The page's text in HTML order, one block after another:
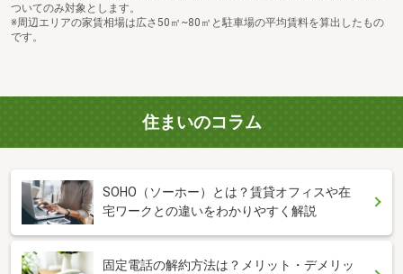
ついてのみ対象とします。
※周辺エリアの家賃相場は広さ50㎡~80㎡と駐車場の平均賃料を算出したもの
です。
住まいのコラム
SOHO（ソーホー）とは？賃貸オフィスや在
宅ワークとの違いをわかりやすく解説
固定電話の解約方法は？メリット・デメリッ